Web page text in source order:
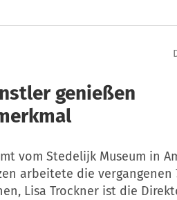
genießen
vom Stedelijk Museum in
arbeitete die vergangenen
Lisa Trockner ist die